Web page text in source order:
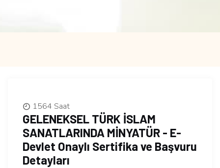
1564 Saat
GELENEKSEL TÜRK İSLAM
SANATLARINDA MİNYATÜR - E-
Devlet Onaylı Sertifika ve Başvuru
Detayları